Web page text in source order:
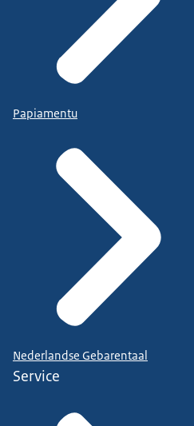
Papiamentu
Nederlandse Gebarentaal
Service